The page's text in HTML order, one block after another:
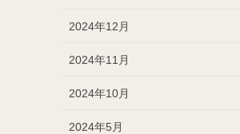
2024年12月
2024年11月
2024年10月
2024年5月